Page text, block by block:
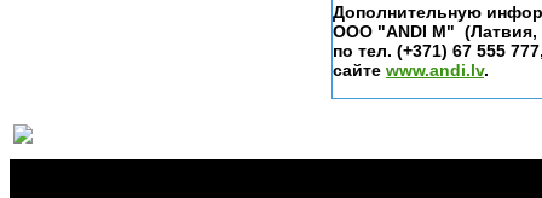
Дополнительную
ООО "ANDI M" (Латвия,
по тел. (+371) 67 555
сайте www.andi.lv.